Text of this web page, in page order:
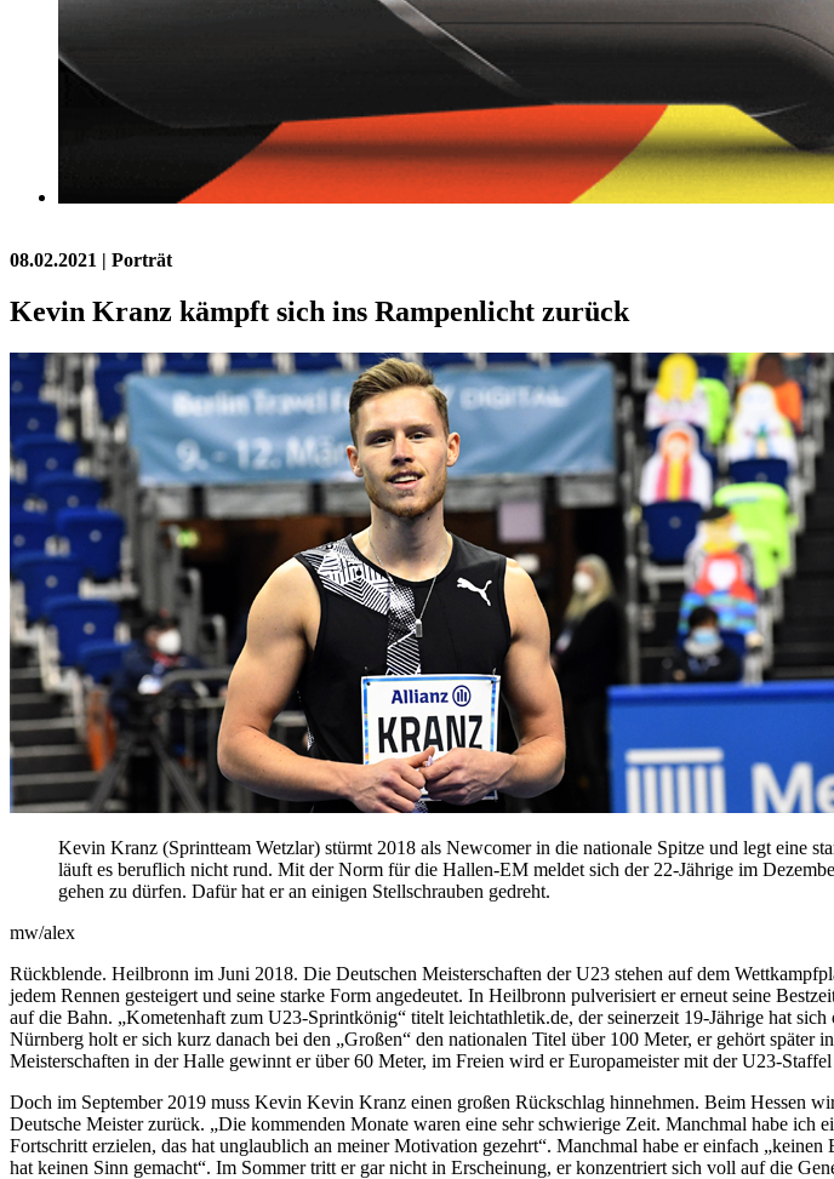
08.02.2021 | Porträt
Kevin Kranz kämpft sich ins Rampenlicht zurück
Kevin Kranz (Sprintteam Wetzlar) stürmt 2018 als Newcomer in die nationale Spitze und legt eine
läuft es beruflich nicht rund. Mit der Norm für die Hallen-EM meldet sich der 22-Jährige im
gehen zu dürfen. Dafür hat er an einigen Stellschrauben gedreht.
mw/alex
Rückblende. Heilbronn im Juni 2018. Die Deutschen Meisterschaften der U23 stehen auf dem
jedem Rennen gesteigert und seine starke Form angedeutet. In Heilbronn pulverisiert er erneut seine
auf die Bahn. „Kometenhaft zum U23-Sprintkönig“ titelt leichtathletik.de, der seinerzeit 19-Jährige hat
Nürnberg holt er sich kurz danach bei den „Großen“ den nationalen Titel über 100 Meter, er gehört
Meisterschaften in der Halle gewinnt er über 60 Meter, im Freien wird er Europameister mit der U23-
Doch im September 2019 muss Kevin Kevin Kranz einen großen Rückschlag hinnehmen. Beim Hessen
Deutsche Meister zurück. „Die kommenden Monate waren eine sehr schwierige Zeit. Manchmal habe
Fortschritt erzielen, das hat unglaublich an meiner Motivation gezehrt“. Manchmal habe er einfach
hat keinen Sinn gemacht“. Im Sommer tritt er gar nicht in Erscheinung, er konzentriert sich voll auf die